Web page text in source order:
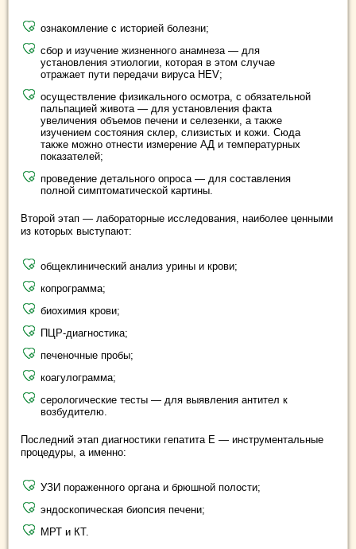
ознакомление с историей болезни;
сбор и изучение жизненного анамнеза — для
установления этиологии, которая в этом случае
отражает пути передачи вируса HEV;
осуществление физикального осмотра, с обязательной
пальпацией живота — для установления факта
увеличения объемов печени и селезенки, а также
изучением состояния склер, слизистых и кожи. Сюда
также можно отнести измерение АД и температурных
показателей;
проведение детального опроса — для составления
полной симптоматической картины.
Второй этап — лабораторные исследования, наиболее ценными
из которых выступают:
общеклинический анализ урины и крови;
копрограмма;
биохимия крови;
ПЦР-диагностика;
печеночные пробы;
коагулограмма;
серологические тесты — для выявления антител к
возбудителю.
Последний этап диагностики гепатита Е — инструментальные
процедуры, а именно:
УЗИ пораженного органа и брюшной полости;
эндоскопическая биопсия печени;
МРТ и КТ.